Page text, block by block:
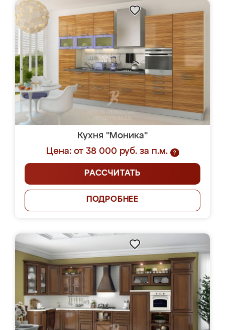
Кухня "Моника"
Цена: от 38 000 руб. за п.м.
?
РАССЧИТАТЬ
ПОДРОБНЕЕ